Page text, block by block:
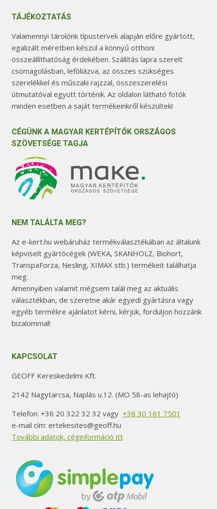
TÁJÉKOZTATÁS
Valamennyi tárolónk típustervek alapján előre gyártott,
egalizált méretben készül a könnyű otthoni
összeállíthatóság érdekében. Szállítás lapra szerelt
csomagolásban, lefóliázva, az összes szükséges
szerelékkel és műszaki rajzzal, összeszerelési
útmutatóval együtt történik. Az oldalon látható fotók
minden esetben a saját termékeinkről készültek!
CÉGÜNK A MAGYAR KERTÉPÍTŐK ORSZÁGOS
SZÖVETSÉGE TAGJA
NEM TALÁLTA MEG?
Az e-kert.hu webáruház termékválasztékában az általunk
képviselt gyártócégek (WEKA, SKANHOLZ, Biohort,
TranspaForza, Nesling, XIMAX stb.) termékeit találhatja
meg.
Amennyiben valamit mégsem talál meg az aktuális
választékban, de szeretne akár egyedi gyártásra vagy
egyéb termékre ajánlatot kérni, kérjük, forduljon hozzánk
bizalommal!
KAPCSOLAT
GEOFF Kereskedelmi Kft.
2142 Nagytarcsa, Naplás u.12. (MO 58-as lehajtó)
Telefon: +36 20 322 32 32 vagy +36 30 161 7501
e-mail cím: ertekesites@geoff.hu
További adatok, céginformáció itt